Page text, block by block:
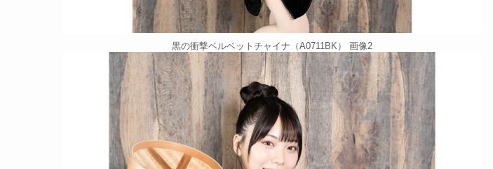
黒の衝撃ベルベットチャイナ（A0711BK） 画像2